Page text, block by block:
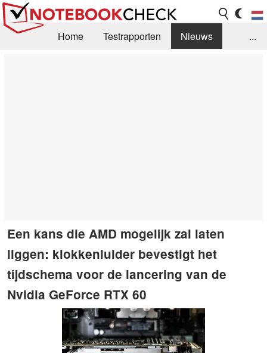
Home Testrapporten
Nieuws
...
Een kans die AMD mogelijk zal laten
liggen: klokkenluider bevestigt het
tijdschema voor de lancering van de
Nvidia GeForce RTX 60